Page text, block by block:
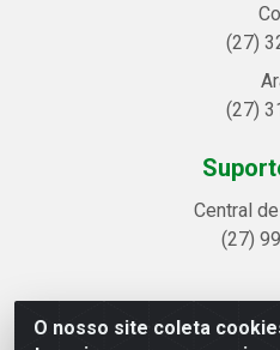
O nosso site coleta
(27)
(27)
Central
(27)
Linhavix Distribuidora